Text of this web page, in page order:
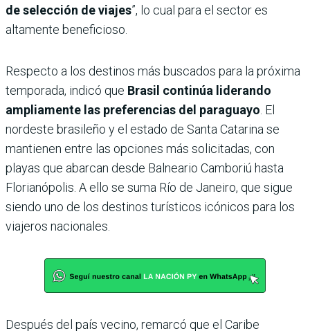
de selección de viajes”, lo cual para el sector es
altamente beneficioso.
Respecto a los destinos más buscados para la próxima
temporada, indicó que Brasil continúa liderando
ampliamente las preferencias del paraguayo . El
nordeste brasileño y el estado de Santa Catarina se
mantienen entre las opciones más solicitadas, con
playas que abarcan desde Balneario Camboriú hasta
Florianópolis. A ello se suma Río de Janeiro, que sigue
siendo uno de los destinos turísticos icónicos para los
viajeros nacionales.
Después del país vecino, remarcó que el Caribe